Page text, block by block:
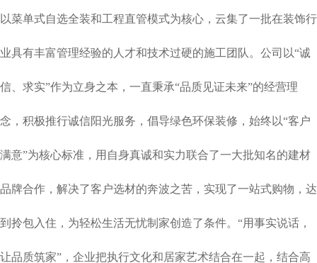
以菜单式自选全装和工程直管模式为核心，云集了一批在装饰行
业具有丰富管理经验的人才和技术过硬的施工团队。 公司以“诚
信、求实”作为立身之本，一直秉承“品质见证未来”的经营理
念，积极推行诚信阳光服务，倡导绿色环保装修，始终以“客户
满意”为核心标准，用自身真诚和实力联合了一大批知名的建材
品牌合作，解决了客户选材的奔波之苦，实现了一站式购物，达
到拎包入住，为轻松生活无忧制家创造了条件。“用事实说话，
让品质筑家”，企业把执行文化和居家艺术结合在一起，结合高